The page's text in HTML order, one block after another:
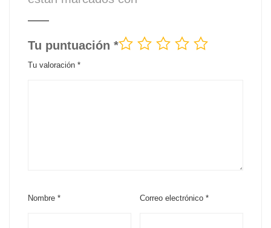
Tu puntuación *
Tu valoración *
Nombre * Correo electrónico*